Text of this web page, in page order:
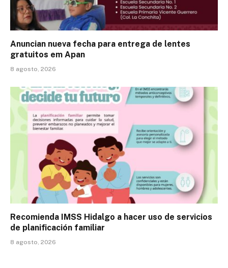
Anuncian nueva fecha para entrega de lentes
gratuitos em Apan
8 agosto, 2026
Recomienda IMSS Hidalgo a hacer uso de servicios
de planificación familiar
8 agosto, 2026